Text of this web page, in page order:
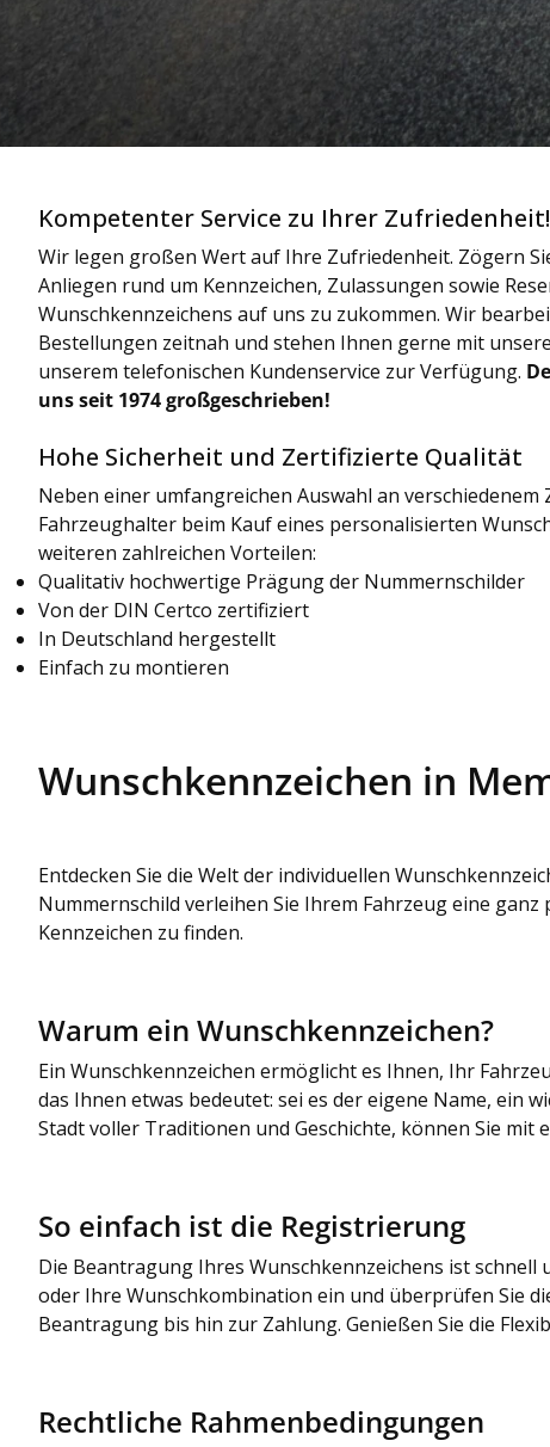
Kompetenter Service zu Ihrer Zufriedenheit!
Wir legen großen Wert auf Ihre Zufriedenheit. Zögern
Anliegen rund um Kennzeichen, Zulassungen sowie
Wunschkennzeichens auf uns zu zukommen. Wir
Bestellungen zeitnah und stehen Ihnen gerne mit
unserem telefonischen Kundenservice zur Verfügung.
uns seit 1974 großgeschrieben!
Hohe Sicherheit und Zertifizierte Qualität
Neben einer umfangreichen Auswahl an
Fahrzeughalter beim Kauf eines personalisierten
weiteren zahlreichen Vorteilen:
Qualitativ hochwertige Prägung der Nummernschilder
Von der DIN Certco zertifiziert
In Deutschland hergestellt
Einfach zu montieren
Wunschkennzeichen in
Entdecken Sie die Welt der individuellen
Nummernschild verleihen Sie Ihrem Fahrzeug eine
Kennzeichen zu finden.
Warum ein Wunschkennzeichen?
Ein Wunschkennzeichen ermöglicht es Ihnen, Ihr
das Ihnen etwas bedeutet: sei es der eigene Name, ein
Stadt voller Traditionen und Geschichte, können Sie
So einfach ist die Registrierung
Die Beantragung Ihres Wunschkennzeichens ist schnell
oder Ihre Wunschkombination ein und überprüfen Sie
Beantragung bis hin zur Zahlung. Genießen Sie die
Rechtliche Rahmenbedingungen